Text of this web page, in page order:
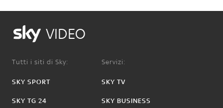
VIDEO
Tutti i siti di Sky:
SKY SPORT
SKY TG 24
Servizi:
SKY TV
SKY BUSINESS